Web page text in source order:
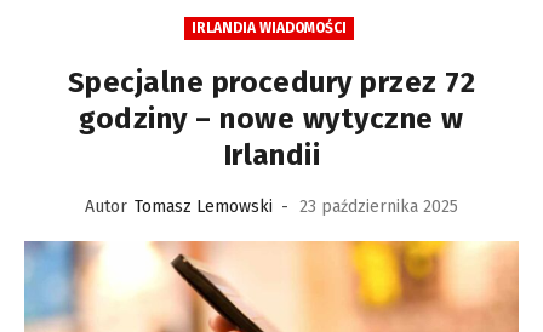
IRLANDIA WIADOMOŚCI
Specjalne procedury przez 72
godziny – nowe wytyczne w
Irlandii
Autor Tomasz Lemowski - 23 października 2025